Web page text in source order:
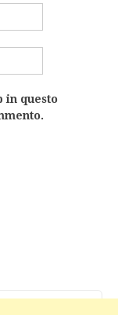
in questo